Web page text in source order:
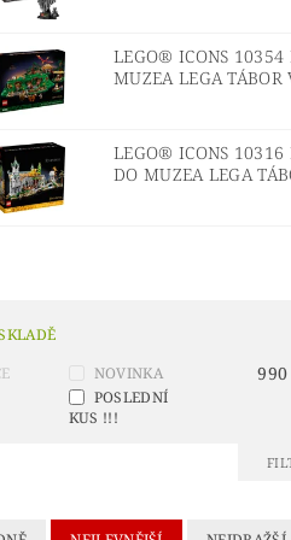
IDEAS
LEDOVÉ KRÁLOVSTVÍ 2
LEGO® NINJAGO A
POKÉMON™
MOVIE 2
KONTAKTY
LEGO® ICONS 10354
MUZEA LEGA
LEGO® ICONS 10316
DO MUZEA LEGA
NOVINKA
POSLEDNÍ
KUS !!!
990